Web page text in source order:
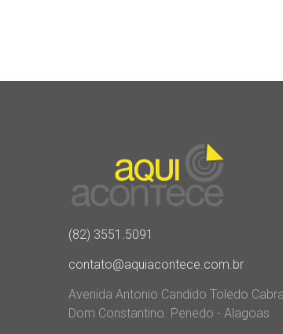
(82) 3551.5091
contato@aquiacontece.com.br
Avenida Antonio Candido Toledo
Dom Constantino. Penedo - Alagoas